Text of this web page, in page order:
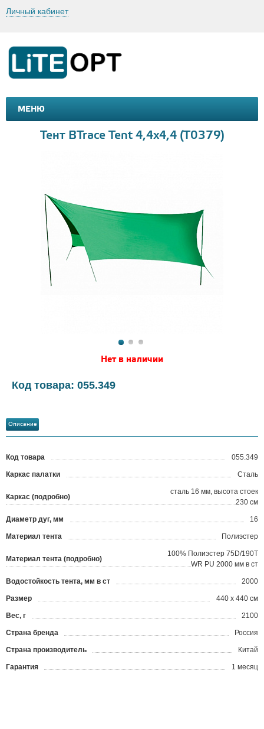
Личный кабинет
МЕНЮ
МАШИНКИ И МОТОЦИКЛЫ
Тент BTrace Tent 4,4x4,4 (T0379)
Нет в наличии
Код товара: 055.349
Описание
Код товара 055.349
Каркас палатки Сталь
Каркас (подробно)
сталь 16 мм, высота стоек
230 см
Диаметр дуг, мм 16
Материал тента Полиэстер
Материал тента (подробно)
100% Полиэстер 75D/190T
WR PU 2000 мм в ст
Водостойкость тента, мм в ст 2000
Размер 440 х 440 см
Вес, г 2100
Страна бренда Россия
Страна производитель Китай
Гарантия 1 месяц